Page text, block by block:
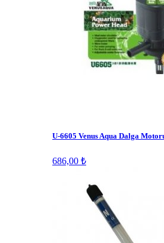
U-6605 Venus Aqua Dalga
686,00 ₺